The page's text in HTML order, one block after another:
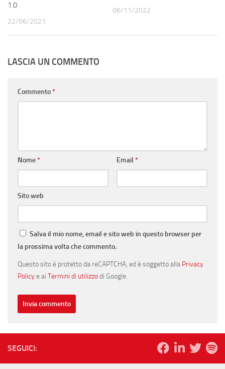
1.0
22/06/2021
06/11/2022
LASCIA UN COMMENTO
Commento*
Nome* Email *
Sito web
Salva il mio nome, email e sito web in questo browser per
la prossima volta che commento.
Questo sito è protetto da reCAPTCHA, ed è soggetto alla Privacy
Policye ai Termini di utilizzodi Google.
SEGUICI: